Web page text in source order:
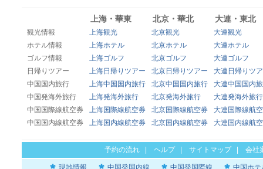
上海・華東 北京・華北 大連・東北
観光情報 上海観光 北京観光
大連観光
ホテル情報
上海ホテル 北京ホテル
大連ホテル
ゴルフ情報
上海ゴルフ 北京ゴルフ
大連ゴルフ
日帰りツアー
上海日帰りツアー 北京日帰りツアー
大連日帰りツ
中国国内旅行
上海中国国内旅行 北京中国国内旅行
大連中国国内
中国発海外旅行
上海発海外旅行 北京発海外旅行
大連発海外旅行
中国国際線航空券
上海国際線航空券 北京国際線航空券
大連国際線航
中国国内線航空券
上海国内線航空券 北京国内線航空券 大連国内線航
予約の流れ ヘルプ| サイトマップ| 会社
現地情報 中国発国内線 中国発国際線 中国ホテ